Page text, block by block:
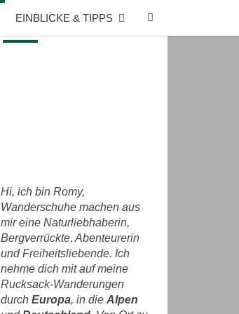
EINBLICKE & TIPPS
SEARCH
ÜBER MICH
Hi, ich bin Romy,
Wanderschuhe machen aus
mir eine Naturliebhaberin,
Bergverrückte, Abenteurerin
und Freiheitsliebende. Ich
nehme dich mit auf meine
Rucksack-Wanderungen
durch Europa, in die Alpen